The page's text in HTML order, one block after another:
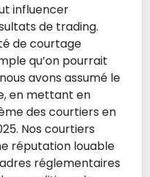
influencer
de trading.
de courtage
qu’on pourrait
avons assumé le
en mettant en
des courtiers en
Nos courtiers
réputation louable
réglementaires